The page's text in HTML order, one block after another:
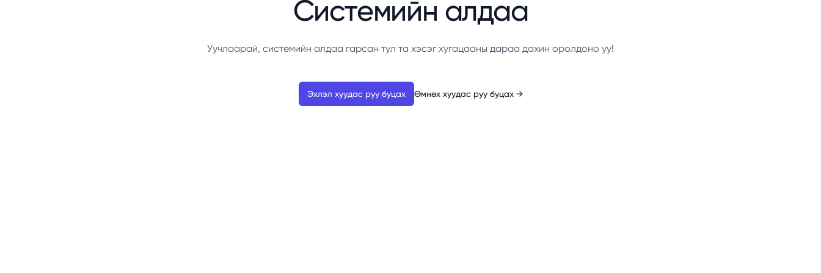
Системийн алдаа
Уучлаарай, системийн алдаа гарсан тул та хэсэг хугацааны дараа дахин оролдоно уу!
Эхлэл хуудас руу буцах Өмнөх хуудас руу буцах →